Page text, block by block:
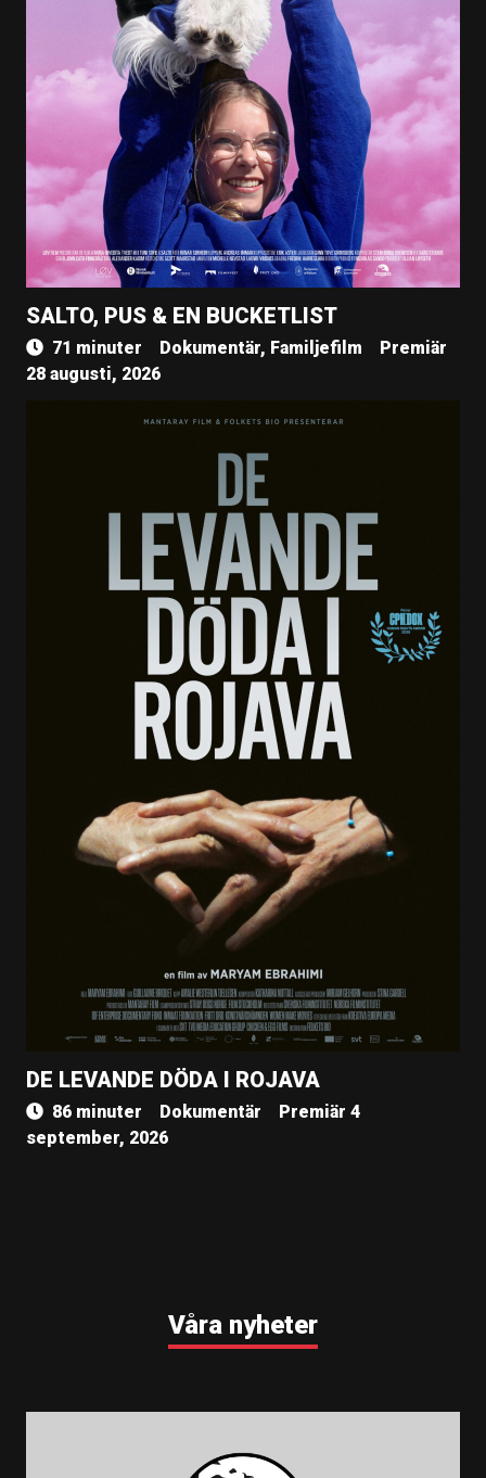
SALTO, PUS & EN BUCKETLIST
71 minuter Dokumentär, Familjefilm
Premiär
28 augusti, 2026
DE LEVANDE DÖDA I ROJAVA
86 minuter Dokumentär
Premiär 4
september, 2026
Våra nyheter